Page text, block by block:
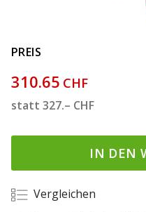
PREIS
310.65 CHF
statt 327.– CHF
IN DEN
Vergleichen